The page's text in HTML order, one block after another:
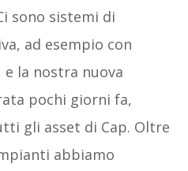
sono sistemi di
ad esempio con
la nostra nuova
pochi giorni fa,
gli asset di Cap. Oltre
abbiamo